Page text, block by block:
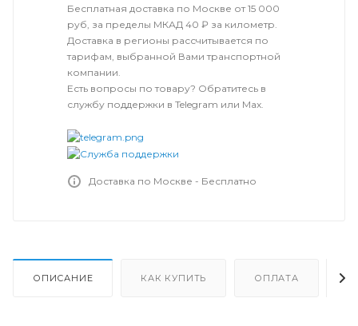
Бесплатная доставка по Москве от 15 000
руб, за пределы МКАД 40 ₽ за километр.
Доставка в регионы рассчитывается по
тарифам, выбранной Вами транспортной
компании.
Есть вопросы по товару? Обратитесь в
службу поддержки в Telegram или Max.
Доставка по Москве - Бесплатно
ОПИСАНИЕ КАК КУПИТЬ ОПЛАТА